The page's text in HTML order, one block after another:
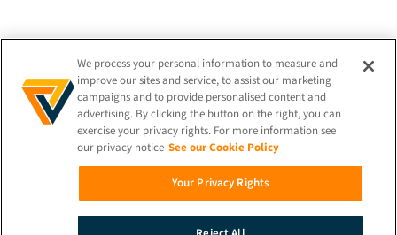
DỊCH
VI
GIỮ KẾT NỐI!
We process your personal information to measure and
improve our sites and service, to assist our marketing
campaigns and to provide personalised content and
advertising. By clicking the button on the right, you can
exercise your privacy rights. For more information see
our privacy notice See our Cookie Policy
Your Privacy Rights